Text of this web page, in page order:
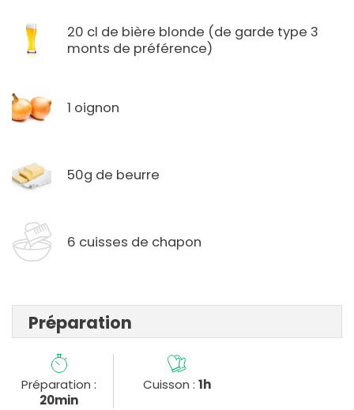
20 cl de bière blonde (de garde type 3
monts de préférence)
1 oignon
50g de beurre
6 cuisses de chapon
Préparation
Préparation :
20min
Cuisson : 1h